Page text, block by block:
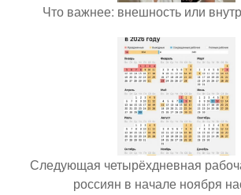
Что важнее: внешность или
Следующая четырёхдневная
россиян в начале ноября